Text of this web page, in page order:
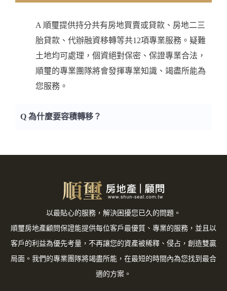
A 順璽提供持分共有房地買賣或貸款、房地二三
胎貸款、代辦融資移轉等共12項專業服務。疑難
土地均可處理，個資絕對保密、保證專業合法，
順璽的專業團隊將會發揮專業知識、竭盡所能為
您服務。
Q 為什麼要容積轉移？
善環境品質，也讓受限發展土地地主權益獲得保
障與補償。
以最貼心的服務，解決困擾您已久的問題。
順璽房地產顧問保證能提供每位客戶最優質、專業的服務，並且以
客戶的利益為優先考量，不再讓您的資產被稀釋、侵占，創造雙贏
局面。我們的專業團隊將竭盡所能，在最短的時間內為您找到最合
適的方案。